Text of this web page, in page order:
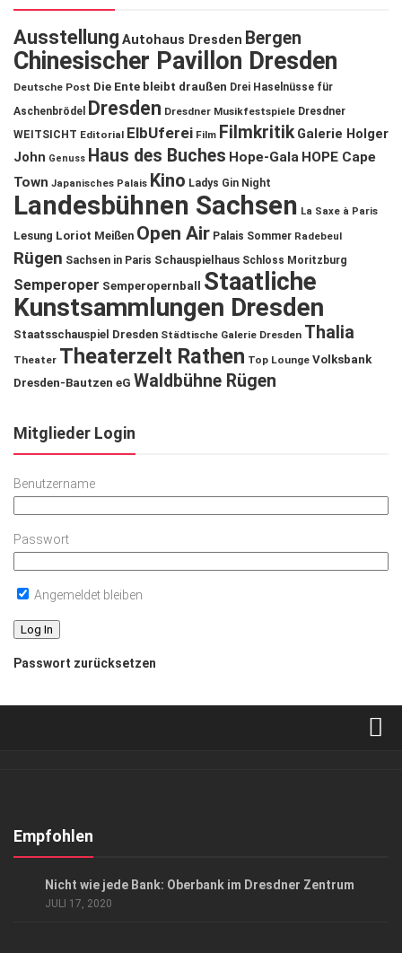
Ausstellung Autohaus Dresden Bergen
Chinesischer Pavillon Dresden
Deutsche Post Die Ente bleibt draußen Drei Haselnüsse für
Aschenbrödel
Dresden Dresdner Musikfestspiele Dresdner
WEITSICHT Editorial ElbUferei Film Filmkritik Galerie Holger
John Genuss Haus des Buches Hope-Gala HOPE Cape
Town Japanisches Palais Kino Ladys Gin Night
Landesbühnen Sachsen La Saxe à Paris
Lesung Loriot Meißen Open Air Palais Sommer Radebeul
Rügen Sachsen in Paris Schauspielhaus Schloss Moritzburg
Semperoper Semperopernball
Staatliche
Kunstsammlungen Dresden
Staatsschauspiel Dresden Städtische Galerie Dresden Thalia
Theater Theaterzelt Rathen Top Lounge Volksbank
Dresden-Bautzen eG Waldbühne Rügen
Mitglieder Login
Benutzername
Passwort
Angemeldet bleiben
Passwort zurücksetzen
Kontakt, Impressum
Empfohlen
Nicht wie jede Bank: Oberbank im Dresdner Zentrum
JULI 17, 2020